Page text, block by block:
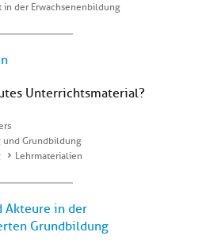
in der Erwachsenenbildung
Unterrichtsmaterial?
und Grundbildung
Lehrmaterialien
Akteure in der
Grundbildung